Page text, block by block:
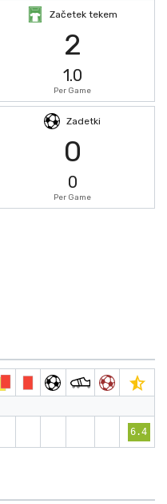
Začetek tekem
2
1.0
Per Game
Zadetki
0
0
Per Game
6.4